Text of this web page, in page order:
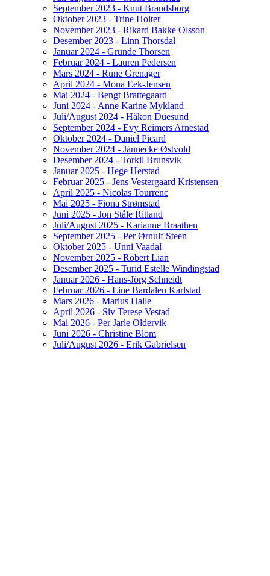
September 2023 - Knut Brandsborg
Oktober 2023 - Trine Holter
November 2023 - Rikard Bakke Olsson
Desember 2023 - Linn Thorsdal
Januar 2024 - Grunde Thorsen
Februar 2024 - Lauren Pedersen
Mars 2024 - Rune Grenager
April 2024 - Mona Eek-Jensen
Mai 2024 - Bengt Brattegaard
Juni 2024 - Anne Karine Mykland
Juli/August 2024 - Håkon Duesund
September 2024 - Evy Reimers Arnestad
Oktober 2024 - Daniel Picard
November 2024 - Jannecke Østvold
Desember 2024 - Torkil Brunsvik
Januar 2025 - Hege Herstad
Februar 2025 - Jens Vestergaard Kristensen
April 2025 - Nicolas Tourrenc
Mai 2025 - Fiona Strømstad
Juni 2025 - Jon Ståle Ritland
Juli/August 2025 - Karianne Braathen
September 2025 - Per Ørnulf Steen
Oktober 2025 - Unni Vaadal
November 2025 - Robert Lian
Desember 2025 - Turid Estelle Windingstad
Januar 2026 - Hans-Jörg Schneidt
Februar 2026 - Line Bardalen Karlstad
Mars 2026 - Marius Halle
April 2026 - Siv Terese Vestad
Mai 2026 - Per Jarle Oldervik
Juni 2026 - Christine Blom
Juli/August 2026 - Erik Gabrielsen